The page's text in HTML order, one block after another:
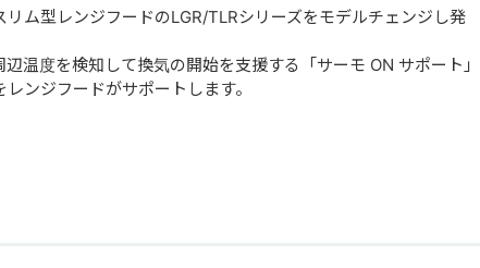
ム型レンジフードのLGR/TLRシリーズをモデルチェンジし発
温度を検知して換気の開始を支援する「サーモ ON サポート」
ンジフードがサポートします。